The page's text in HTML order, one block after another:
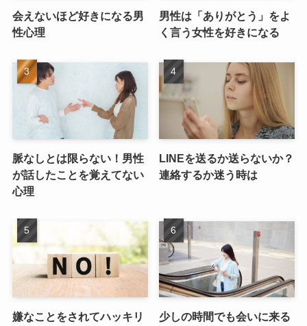
会えないほど好きになる男
性心理
男性は「ありがとう」をよ
く言う女性を好きになる
脈なしとは限らない！男性
が話したことを覚えてない
心理
LINEを送るか送らないか？
連絡するか迷う時は
嫌なことをされてハッキリ
少しの時間でも会いに来る